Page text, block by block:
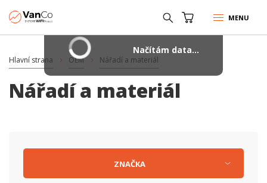
MENU
Hlavní strana OEM Nářadí a materiál
Nářadí a materiál
ZNAČKA
Načítám data...